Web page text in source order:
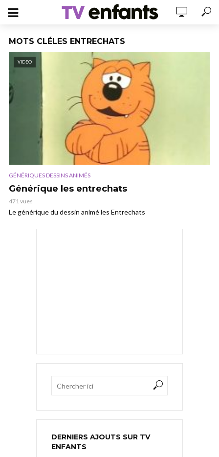
MOTS CLÉLES ENTRECHATS
VIDEO
GÉNÉRIQUES DESSINS ANIMÉS
Générique les entrechats
471 vues
Le générique du dessin animé les Entrechats
DERNIERS AJOUTS SUR TV
ENFANTS